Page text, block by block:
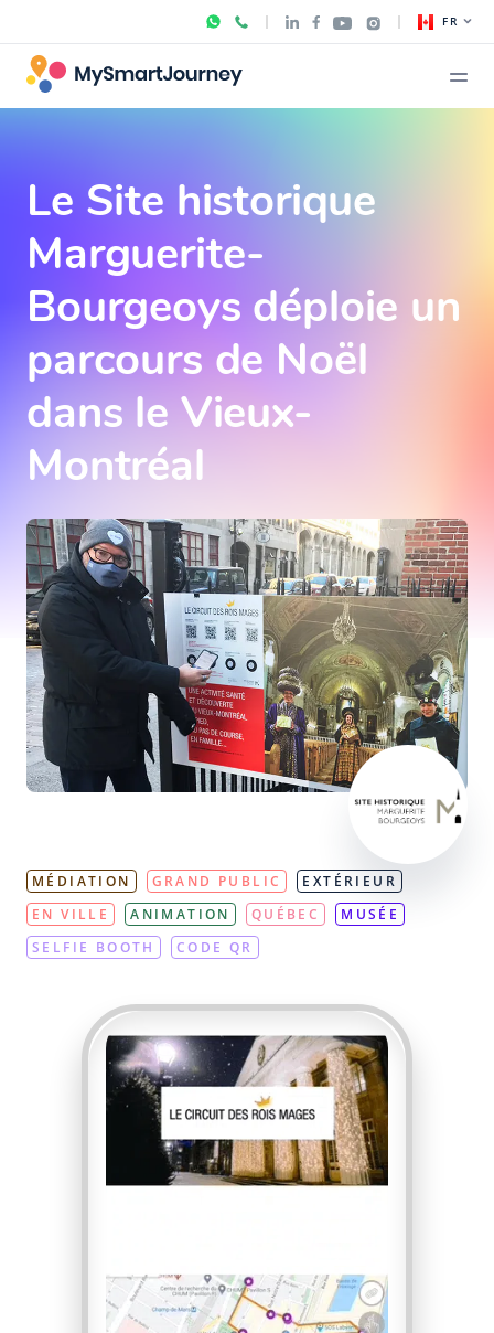
FR
Le Site historique
Marguerite-
Bourgeoys déploie un
parcours de Noël
dans le Vieux-
Montréal
MÉDIATION GRAND PUBLIC
EXTÉRIEUR
EN VILLE
ANIMATION QUÉBEC
MUSÉE
SELFIE BOOTH
CODE QR